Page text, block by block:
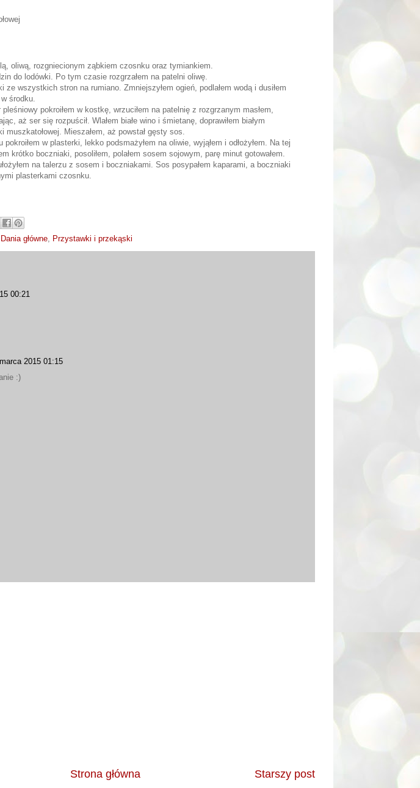
oliwą, rozgniecionym ząbkiem czosnku oraz tymiankiem.
do lodówki. Po tym czasie rozgrzałem na patelni oliwę.
ze wszystkich stron na rumiano. Zmniejszyłem ogień, podlałem wodą i dusiłem
środku.
pleśniowy pokroiłem w kostkę, wrzuciłem na patelnię z rozgrzanym masłem,
aż ser się rozpuścił. Wlałem białe wino i śmietanę, doprawiłem białym
muszkatołowej. Mieszałem, aż powstał gęsty sos.
pokroiłem w plasterki, lekko podsmażyłem na oliwie, wyjąłem i odłożyłem. Na tej
krótko boczniaki, posoliłem, polałem sosem sojowym, parę minut gotowałem.
na talerzu z sosem i boczniakami. Sos posypałem kaparami, a boczniaki
plasterkami czosnku.
Dania główne, Przystawki i przekąski
00:21
2015 01:15
:)
Starszy post
Strona główna